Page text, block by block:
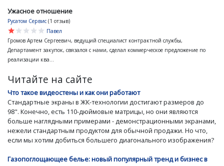
Ужасное отношение
Русатом Сервис (1 отзыв)
star
star
star
star
star
Павел
Громов Артем Сергеевич, ведущий специалист контрактной службы,
Департамент закупок, связался с нами, сделал коммерческое предложение по
реализации ква...
Читайте на сайте
Что такое видеостены и как они работают
Стандартные экраны в ЖК-технологии достигают размеров до
98". Конечно, есть 110-дюймовые матрицы, но они являются
больше наглядными примерами - демонстрационными экранами,
нежели стандартным продуктом для обычной продажи. Но что,
если мы хотим добиться большего диагонального изображения?
Газопоглощающее белье: новый популярный тренд и бизнес в